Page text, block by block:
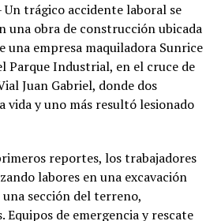
Un trágico accidente laboral se
una obra de construcción ubicada
una empresa maquiladora Sunrice
Parque Industrial, en el cruce de
Juan Gabriel, donde dos
vida y uno más resultó lesionado
reportes, los trabajadores
labores en una excavación
una sección del terreno,
Equipos de emergencia y rescate